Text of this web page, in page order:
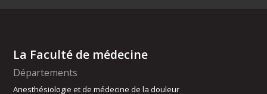
La Faculté de médecine
Départements
Anesthésiologie et de médecine de la douleur